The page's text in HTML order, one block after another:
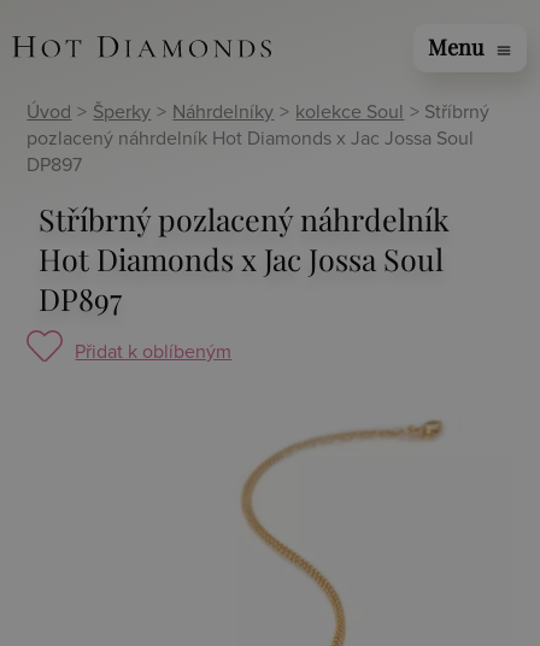
Menu menu
Úvod > Šperky > Náhrdelníky > kolekce Soul
> Stříbrný
pozlacený náhrdelník Hot Diamonds x Jac Jossa Soul
DP897
Stříbrný pozlacený náhrdelník
Hot Diamonds x Jac Jossa Soul
DP897
Přidat k oblíbeným